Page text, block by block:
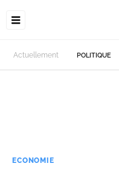
Actuellement POLITIQUE
ECONOMIE